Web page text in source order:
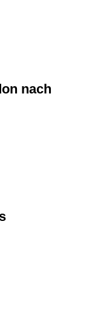
nach